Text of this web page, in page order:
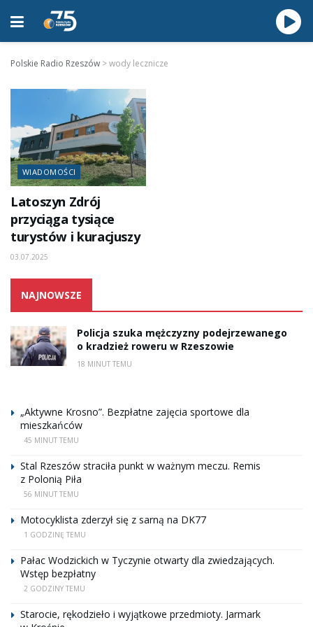
Polskie Radio Rzeszów >wody lecznicze
WIADOMOŚCI
Latoszyn Zdrój
przyciąga tysiące
turystów i kuracjuszy
03.07.2025
NAJNOWSZE
Policja szuka mężczyzny podejrzewanego
o kradzież roweru w Rzeszowie
18 MINUT TEMU
„Aktywne Krosno”. Bezpłatne zajęcia sportowe dla
mieszkańców
45 MINUT TEMU
Stal Rzeszów straciła punkt w ważnym meczu. Remis
z Polonią Piła
56 MINUT TEMU
Motocyklista zderzył się z sarną na DK77
1 GODZINĘ TEMU
Pałac Wodzickich w Tyczynie otwarty dla zwiedzających.
Wstęp bezpłatny
2 GODZINY TEMU
Starocie, rękodzieło i wyjątkowe przedmioty. Jarmark